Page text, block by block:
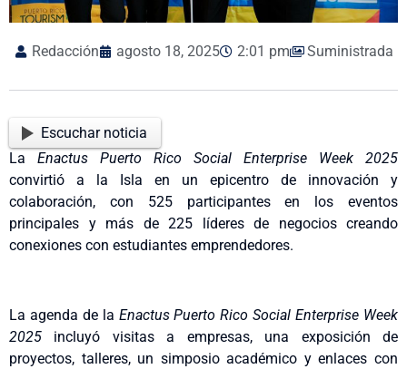
Redacción agosto 18, 2025 2:01 pm Suministrada
Escuchar noticia
La Enactus Puerto Rico Social Enterprise Week 2025
convirtió a la Isla en un epicentro de innovación y
colaboración, con 525 participantes en los eventos
principales y más de 225 líderes de negocios creando
conexiones con estudiantes emprendedores.
La agenda de la Enactus Puerto Rico Social Enterprise Week
2025 incluyó visitas a empresas, una exposición de
proyectos, talleres, un simposio académico y enlaces con